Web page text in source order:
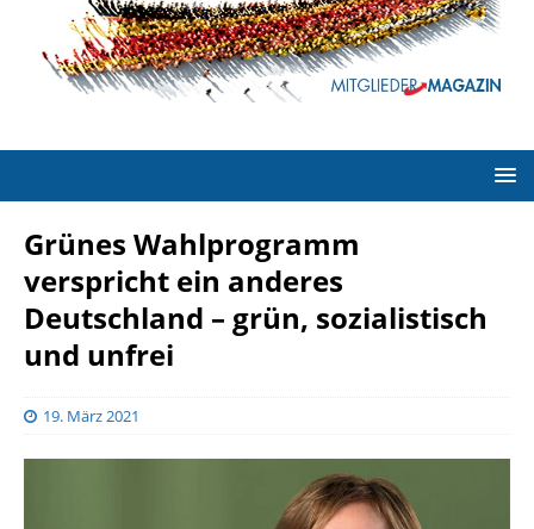
Grünes Wahlprogramm
verspricht ein anderes
Deutschland – grün, sozialistisch
und unfrei
19. März 2021